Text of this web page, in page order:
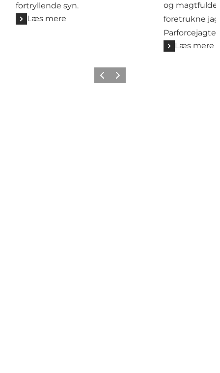
fortryllende syn.
Læs mere
og magtfulde
foretrukne
Læs mere
ForrigeNæste